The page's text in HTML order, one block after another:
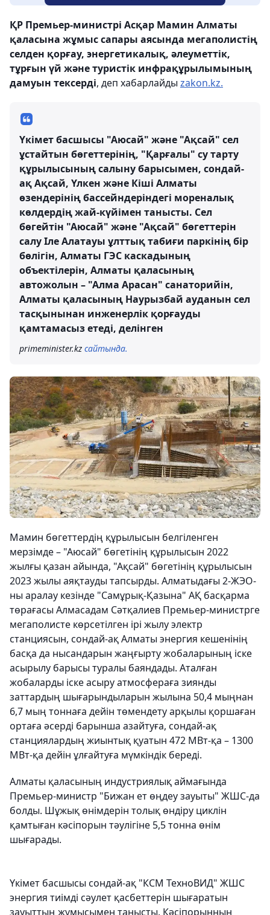
ҚР Премьер-министрі Асқар Мамин Алматы
қаласына жұмыс сапары аясында мегаполистің
селден қорғау, энергетикалық, әлеуметтік,
тұрғын үй және туристік инфрақұрылымының
дамуын тексерді, деп хабарлайды zakon.kz.
Үкімет басшысы "Аюсай" және "Ақсай" сел
ұстайтын бөгеттерінің, "Қарғалы" су тарту
құрылысының салыну барысымен, сондай-
ақ Ақсай, Үлкен және Кіші Алматы
өзендерінің бассейндеріндегі мореналық
көлдердің жай-күйімен танысты. Сел
бөгейтін "Аюсай" және "Ақсай" бөгеттерін
салу Іле Алатауы ұлттық табиғи паркінің бір
бөлігін, Алматы ГЭС каскадының
объектілерін, Алматы қаласының
автожолын – "Алма Арасан" санаторийін,
Алматы қаласының Наурызбай ауданын сел
тасқынынан инженерлік қорғауды
қамтамасыз етеді, делінген
primeminister.kz сайтында.
Мамин бөгеттердің құрылысын белгіленген
мерзімде – "Аюсай" бөгетінің құрылысын 2022
жылғы қазан айында, "Ақсай" бөгетінің құрылысын
2023 жылы аяқтауды тапсырды. Алматыдағы 2-ЖЭО-
ны аралау кезінде "Самұрық-Қазына" АҚ басқарма
төрағасы Алмасадам Сәтқалиев Премьер-министрге
мегаполисте көрсетілген ірі жылу электр
станциясын, сондай-ақ Алматы энергия кешенінің
басқа да нысандарын жаңғырту жобаларының іске
асырылу барысы туралы баяндады. Аталған
жобаларды іске асыру атмосфераға зиянды
заттардың шығарындыларын жылына 50,4 мыңнан
6,7 мың тоннаға дейін төмендету арқылы қоршаған
ортаға әсерді барынша азайтуға, сондай-ақ
станциялардың жиынтық қуатын 472 МВт-қа – 1300
МВт-қа дейін ұлғайтуға мүмкіндік береді.
Алматы қаласының индустриялық аймағында
Премьер-министр "Бижан ет өңдеу зауыты" ЖШС-да
болды. Шұжық өнімдерін толық өндіру циклін
қамтыған кәсіпорын тәулігіне 5,5 тонна өнім
шығарады.
Үкімет басшысы сондай-ақ "КСМ ТехноВИД" ЖШС
энергия тиімді сәулет қасбеттерін шығаратын
зауыттың жұмысымен танысты. Кәсіпорынның